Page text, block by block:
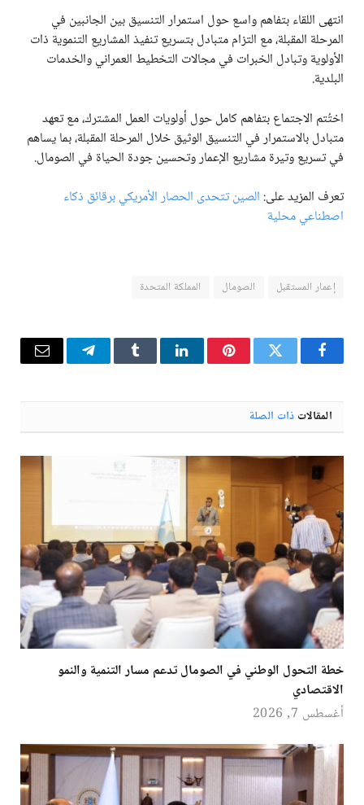
انتهى اللقاء بتفاهم واسع حول استمرار التنسيق بين الجانبين في
المرحلة المقبلة، مع التزام متبادل بتسريع تنفيذ المشاريع التنموية ذات
الأولوية وتبادل الخبرات في مجالات التخطيط العمراني والخدمات
البلدية.
اختُتم الاجتماع بتفاهم كامل حول أولويات العمل المشترك، مع تعهد
متبادل بالاستمرار في التنسيق الوثيق خلال المرحلة المقبلة، بما يساهم
في تسريع وتيرة مشاريع الإعمار وتحسين جودة الحياة في الصومال.
تعرف المزيد على: الصين تتحدى الحصار الأمريكي برقائق ذكاء
اصطناعي محلية
إعمار المستقبل الصومال المملكة المتحدة
فيسبوكتويتر بينتيريستلينكدإن Tumblr تيلقرام البريد
المقالات ذات الصلة
خطة التحول الوطني في الصومال تدعم مسار التنمية والنمو
الاقتصادي
أغسطس 7, 2026